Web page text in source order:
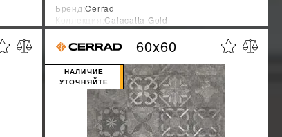
%
Бренд:Cerrad
Коллекция:Calacatta Gold
Страна-производитель:Польша
УЗНАТЬ СВОЮ СКИДКУ %
60x60
НАЛИЧИЕ
УТОЧНЯЙТЕ